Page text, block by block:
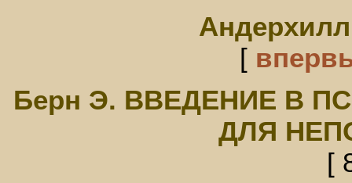
[
Берн Э. ВВЕДЕНИЕ В
ДЛЯ
[